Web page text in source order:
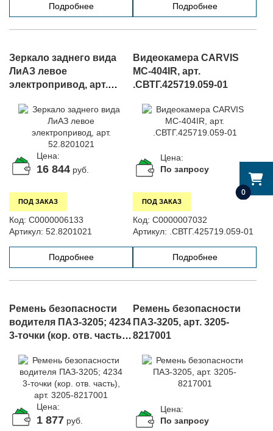
0
Подробнее Подробнее
Зеркало заднего вида
ЛиАЗ левое
электропривод, арт.
Цена:
16 844 руб.
ПОД ЗАКАЗ
Код: С0000006133
Артикул: 52.8201021
Подробнее
Видеокамера CARVIS
MC-404IR, арт.
.СВТГ.425719.059-01
Цена:
По запросу
ПОД ЗАКАЗ
Код: С0000007032
Артикул: .СВТГ.425719.059-01
Подробнее
Ремень безопасности
водителя ПАЗ-3205; 4234
3-точки (кор. отв. часть),
Цена:
1 877 руб.
Ремень безопасности
ПАЗ-3205, арт. 3205-
8217001
Цена:
По запросу